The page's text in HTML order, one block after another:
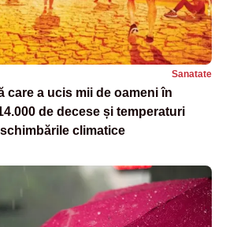
Sanatate
care a ucis mii de oameni în
de decese și temperaturi
climatice